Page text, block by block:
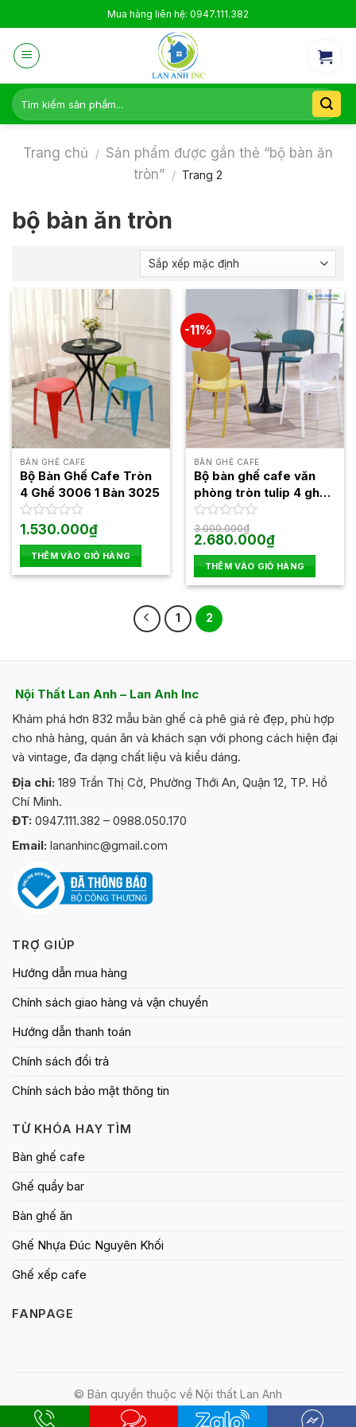
to
content
Mua hàng liên hệ: 0947.111.382
Tìm
kiếm:
Trang chủ / Sản phẩm được gắn thẻ “bộ bàn ăn
tròn” / Trang 2
bộ bàn ăn tròn
BÀN GHẾ CAFE
Bộ Bàn Ghế Cafe Tròn
4 Ghế 3006 1 Bàn 3025
Được
hạng
0
5
1.530.000₫
THÊM VÀO GIỎ HÀNG
-11%
BÀN GHẾ CAFE
Bộ bàn ghế cafe văn
phòng tròn tulip 4 ghế
3002 1 bàn 1545F
Được
xếp
hạng
0
5
sao
3.000.000₫
Giá
gốc
là:
3.000.000₫.
2.680.000₫Giá
hiện
tại
là:
2.680.000₫.
THÊM VÀO GIỎ HÀNG
1 2
Nội Thất Lan Anh – Lan Anh Inc
Khám phá hơn 832 mẫu bàn ghế cà phê giá rẻ đẹp, phù hợp
cho nhà hàng, quán ăn và khách sạn với phong cách hiện đại
và vintage, đa dạng chất liệu và kiểu dáng.
Địa chỉ: 189 Trần Thị Cờ, Phường Thới An, Quận 12, TP. Hồ
Chí Minh.
ĐT: 0947.111.382 – 0988.050.170
Email: lananhinc@gmail.com
TRỢ GIÚP
Hướng dẫn mua hàng
Chính sách giao hàng và vận chuyển
Hướng dẫn thanh toán
Chính sách đổi trả
Chính sách bảo mật thông tin
TỪ KHÓA HAY TÌM
Bàn ghế cafe
Ghế quầy bar
Bàn ghế ăn
Ghế Nhựa Đúc Nguyên Khối
Ghế xếp cafe
FANPAGE
© Bản quyền thuộc về Nội thất Lan Anh